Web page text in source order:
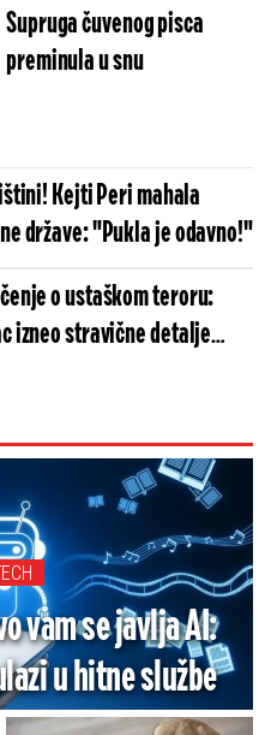
Supruga čuvenog pisca
preminula u snu
Kejti Peri mahala
države: "Pukla je odavno!"
o ustaškom teroru:
izneo stravične detalje
vam se javlja AI:
u hitne službe